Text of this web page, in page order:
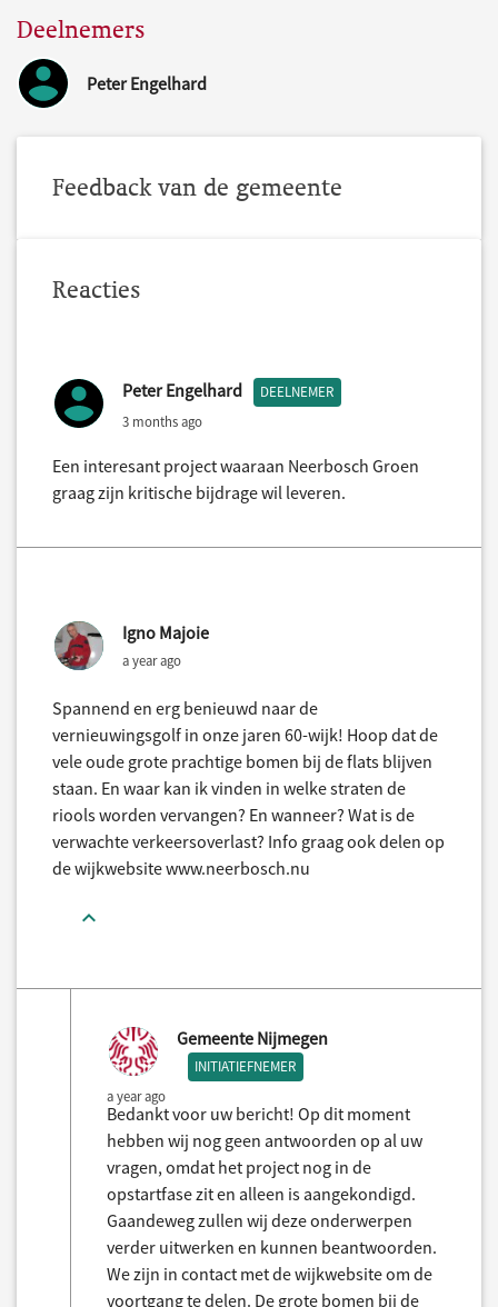
Deelnemers
Peter Engelhard
Feedback van de gemeente
Reacties
Peter Engelhard DEELNEMER
3 months ago
Een interesant project waaraan Neerbosch Groen
graag zijn kritische bijdrage wil leveren.
Igno Majoie
a year ago
Spannend en erg benieuwd naar de
vernieuwingsgolf in onze jaren 60-wijk! Hoop dat de
vele oude grote prachtige bomen bij de flats blijven
staan. En waar kan ik vinden in welke straten de
riools worden vervangen? En wanneer? Wat is de
verwachte verkeersoverlast? Info graag ook delen op
de wijkwebsite www.neerbosch.nu
Gemeente Nijmegen
INITIATIEFNEMER
a year ago
Bedankt voor uw bericht! Op dit moment
hebben wij nog geen antwoorden op al uw
vragen, omdat het project nog in de
opstartfase zit en alleen is aangekondigd.
Gaandeweg zullen wij deze onderwerpen
verder uitwerken en kunnen beantwoorden.
We zijn in contact met de wijkwebsite om de
voortgang te delen. De grote bomen bij de